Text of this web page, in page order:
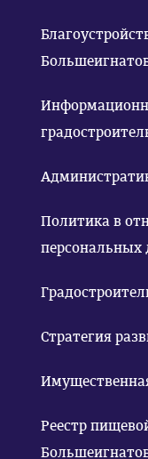
Политика в
персональных
Стратегия
Реестр